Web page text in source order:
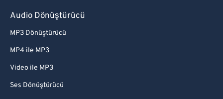
Audio Dönüştürücü
MP3 Dönüştürücü
MP4 ile MP3
Video ile MP3
Ses Dönüştürücü